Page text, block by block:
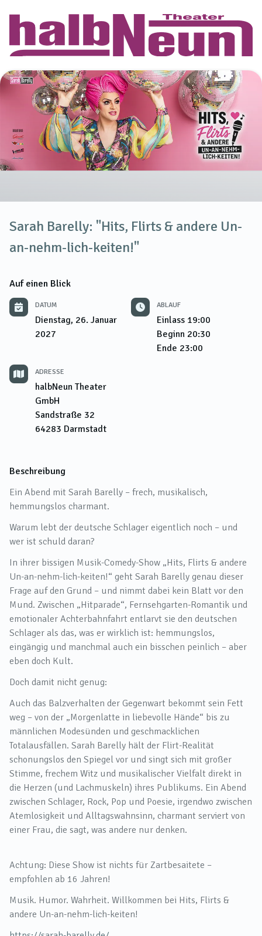
Sarah Barelly: "Hits, Flirts & andere Un-
an-nehm-lich-keiten!"
Auf einen Blick
DATUM
Dienstag, 26. Januar
2027
ABLAUF
Einlass 19:00
Beginn 20:30
Ende 23:00
ADRESSE
halbNeun Theater
GmbH
Sandstraße 32
64283 Darmstadt
Beschreibung
Ein Abend mit Sarah Barelly – frech, musikalisch,
hemmungslos charmant.
Warum lebt der deutsche Schlager eigentlich noch – und
wer ist schuld daran?
In ihrer bissigen Musik-Comedy-Show „Hits, Flirts & andere
Un-an-nehm-lich-keiten!“ geht Sarah Barelly genau dieser
Frage auf den Grund – und nimmt dabei kein Blatt vor den
Mund. Zwischen „Hitparade“, Fernsehgarten-Romantik und
emotionaler Achterbahnfahrt entlarvt sie den deutschen
Schlager als das, was er wirklich ist: hemmungslos,
eingängig und manchmal auch ein bisschen peinlich – aber
eben doch Kult.
Doch damit nicht genug:
Auch das Balzverhalten der Gegenwart bekommt sein Fett
weg – von der „Morgenlatte in liebevolle Hände“ bis zu
männlichen Modesünden und geschmacklichen
Totalausfällen. Sarah Barelly hält der Flirt-Realität
schonungslos den Spiegel vor und singt sich mit großer
Stimme, frechem Witz und musikalischer Vielfalt direkt in
die Herzen (und Lachmuskeln) ihres Publikums. Ein Abend
zwischen Schlager, Rock, Pop und Poesie, irgendwo zwischen
Atemlosigkeit und Alltagswahnsinn, charmant serviert von
einer Frau, die sagt, was andere nur denken.
Achtung: Diese Show ist nichts für Zartbesaitete –
empfohlen ab 16 Jahren!
Musik. Humor. Wahrheit. Willkommen bei Hits, Flirts &
andere Un-an-nehm-lich-keiten!